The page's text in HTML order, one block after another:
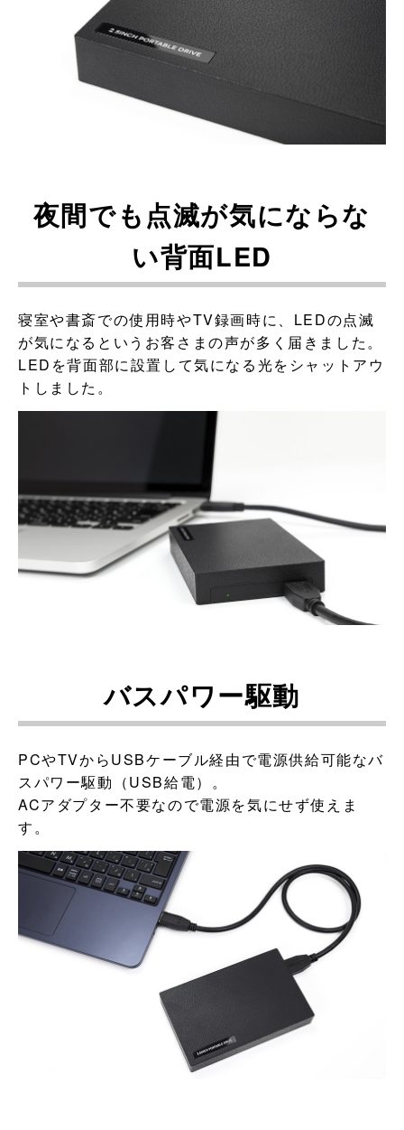
夜間でも点滅が気にならな
い背面LED
寝室や書斎での使用時やTV録画時に、LEDの点滅
が気になるというお客さまの声が多く届きました。
LEDを背面部に設置して気になる光をシャットアウ
トしました。
バスパワー駆動
PCやTVからUSBケーブル経由で電源供給可能なバ
スパワー駆動（USB給電）。
ACアダプター不要なので電源を気にせず使えま
す。